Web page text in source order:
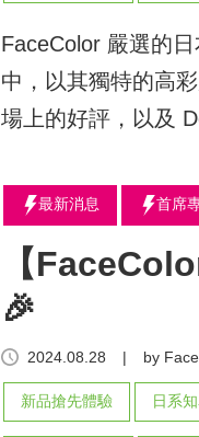
FaceColor 嚴選的
中，以其獨特的高
場上的好評，以及
最新消息 首席
【
🎉
2024.08.28 | by
新品搶先體驗 日系